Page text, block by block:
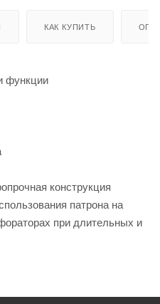
КАК КУПИТЬ
функции
конструкция
патрона на
при длительных и